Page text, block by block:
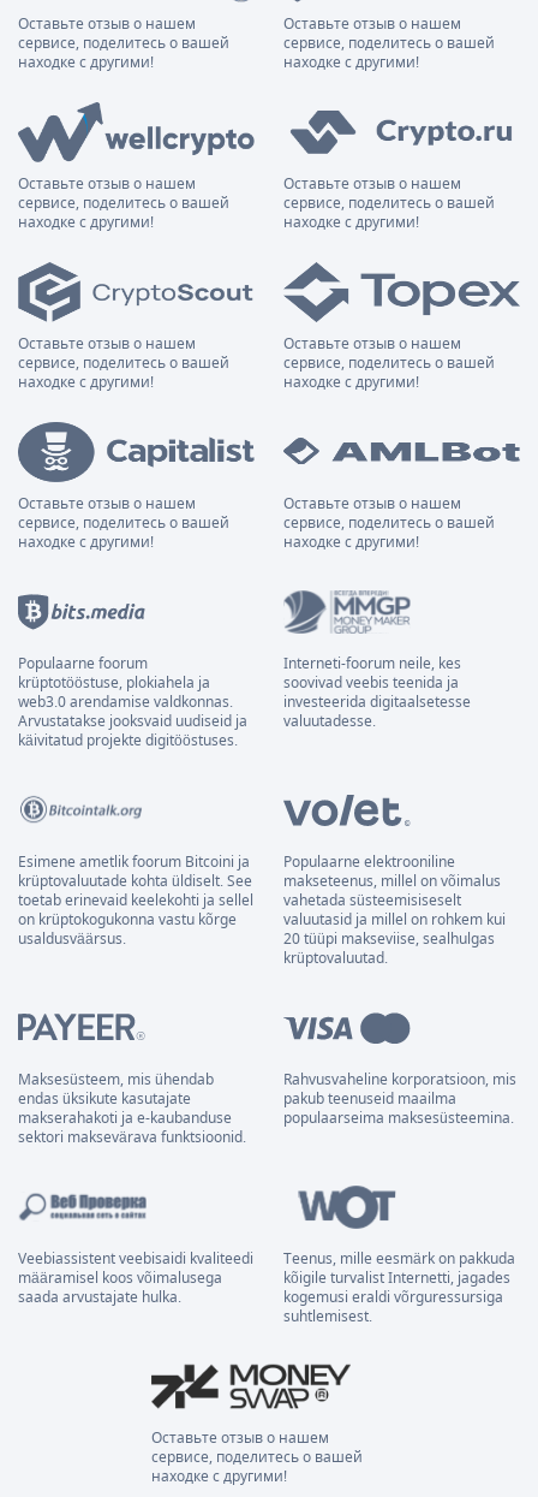
Оставьте отзыв о нашем
сервисе, поделитесь о вашей
находке с другими!
Оставьте отзыв о нашем
сервисе, поделитесь о вашей
находке с другими!
Оставьте отзыв о нашем
сервисе, поделитесь о вашей
находке с другими!
Оставьте отзыв о нашем
сервисе, поделитесь о вашей
находке с другими!
Оставьте отзыв о нашем
сервисе, поделитесь о вашей
находке с другими!
Оставьте отзыв о нашем
сервисе, поделитесь о вашей
находке с другими!
Оставьте отзыв о нашем
сервисе, поделитесь о вашей
находке с другими!
Оставьте отзыв о нашем
сервисе, поделитесь о вашей
находке с другими!
Populaarne foorum
krüptotööstuse, plokiahela ja
web3.0 arendamise valdkonnas.
Arvustatakse jooksvaid uudiseid ja
käivitatud projekte digitööstuses.
Interneti-foorum neile, kes
soovivad veebis teenida ja
investeerida digitaalsetesse
valuutadesse.
Esimene ametlik foorum Bitcoini ja
krüptovaluutade kohta üldiselt. See
toetab erinevaid keelekohti ja sellel
on krüptokogukonna vastu kõrge
usaldusväärsus.
Populaarne elektrooniline
makseteenus, millel on võimalus
vahetada süsteemisiseselt
valuutasid ja millel on rohkem kui
20 tüüpi makseviise, sealhulgas
krüptovaluutad.
Maksesüsteem, mis ühendab
endas üksikute kasutajate
makserahakoti ja e-kaubanduse
sektori maksevärava funktsioonid.
Rahvusvaheline korporatsioon, mis
pakub teenuseid maailma
populaarseima maksesüsteemina.
Veebiassistent veebisaidi kvaliteedi
määramisel koos võimalusega
saada arvustajate hulka.
Teenus, mille eesmärk on pakkuda
kõigile turvalist Internetti, jagades
kogemusi eraldi võrguressursiga
suhtlemisest.
Оставьте отзыв о нашем
сервисе, поделитесь о вашей
находке с другими!